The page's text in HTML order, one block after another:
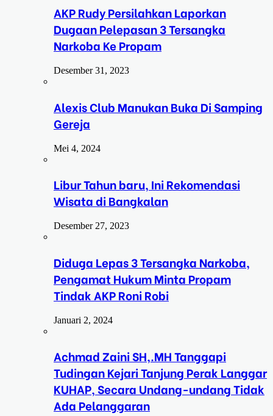
AKP Rudy Persilahkan Laporkan
Dugaan Pelepasan 3 Tersangka
Narkoba Ke Propam
Desember 31, 2023
Alexis Club Manukan Buka Di Samping
Gereja
Mei 4, 2024
Libur Tahun baru, Ini Rekomendasi
Wisata di Bangkalan
Desember 27, 2023
Diduga Lepas 3 Tersangka Narkoba,
Pengamat Hukum Minta Propam
Tindak AKP Roni Robi
Januari 2, 2024
Achmad Zaini SH,.MH Tanggapi
Tudingan Kejari Tanjung Perak Langgar
KUHAP, Secara Undang-undang Tidak
Ada Pelanggaran